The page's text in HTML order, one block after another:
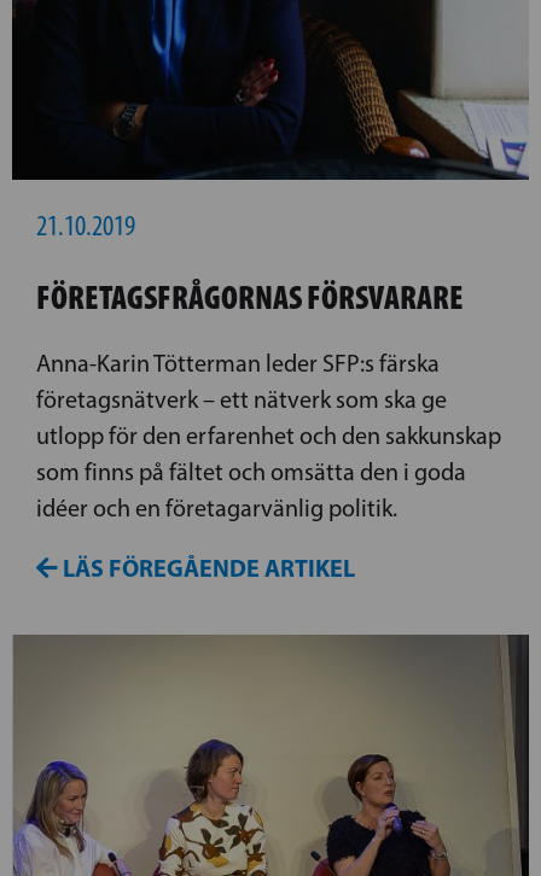
21.10.2019
FÖRETAGSFRÅGORNAS FÖRSVARARE
Anna-Karin Tötterman leder SFP:s ­färska
företagsnätverk – ett nätverk som ska ge
utlopp för den erfarenhet och den sakkunskap
som finns på fältet och omsätta den i goda
idéer och en företagarvänlig politik.
LÄS FÖREGÅENDE ARTIKEL